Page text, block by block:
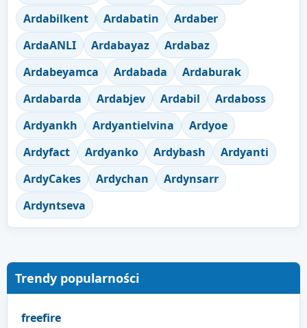
Ardabilkent
Ardabatin
Ardaber
ArdaANLI
Ardabayaz
Ardabaz
Ardabeyamca
Ardabada
Ardaburak
Ardabarda
Ardabjev Ardabil
Ardaboss
Ardyankh
Ardyantielvina
Ardyoe
Ardyfact
Ardyanko Ardybash
Ardyanti
ArdyCakes
Ardychan
Ardynsarr
Ardyntseva
Trendy popularności
freefire